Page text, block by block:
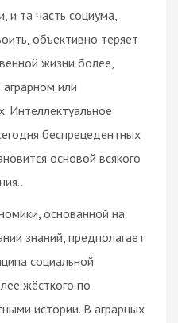
и та часть социума,
объективно теряет
жизни более,
или
Интеллектуальное
беспрецедентных
основой всякого
основанной на
знаний, предполагает
социальной
жёсткого по
истории. В аграрных